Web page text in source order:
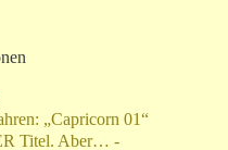
„Capricorn 01“
Titel. Aber… -